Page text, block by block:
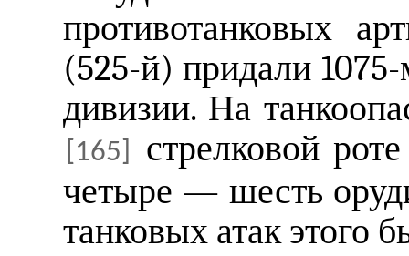
противотанковых
(525-й) придали
дивизии. На
[165]
стрелковой
четыре — шесть
танковых атак этого